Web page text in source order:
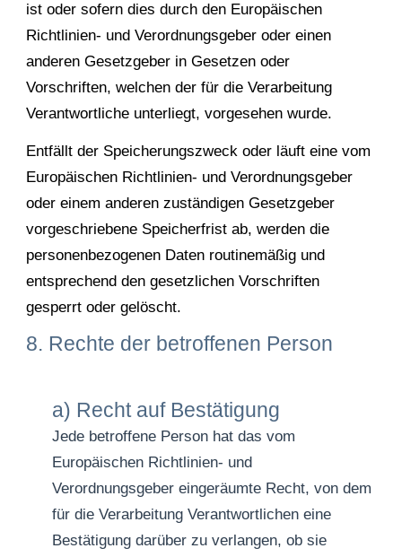
ist oder sofern dies durch den Europäischen
Richtlinien- und Verordnungsgeber oder einen
anderen Gesetzgeber in Gesetzen oder
Vorschriften, welchen der für die Verarbeitung
Verantwortliche unterliegt, vorgesehen wurde.
Entfällt der Speicherungszweck oder läuft eine vom
Europäischen Richtlinien- und Verordnungsgeber
oder einem anderen zuständigen Gesetzgeber
vorgeschriebene Speicherfrist ab, werden die
personenbezogenen Daten routinemäßig und
entsprechend den gesetzlichen Vorschriften
gesperrt oder gelöscht.
8. Rechte der betroffenen Person
a) Recht auf Bestätigung
Jede betroffene Person hat das vom
Europäischen Richtlinien- und
Verordnungsgeber eingeräumte Recht, von dem
für die Verarbeitung Verantwortlichen eine
Bestätigung darüber zu verlangen, ob sie